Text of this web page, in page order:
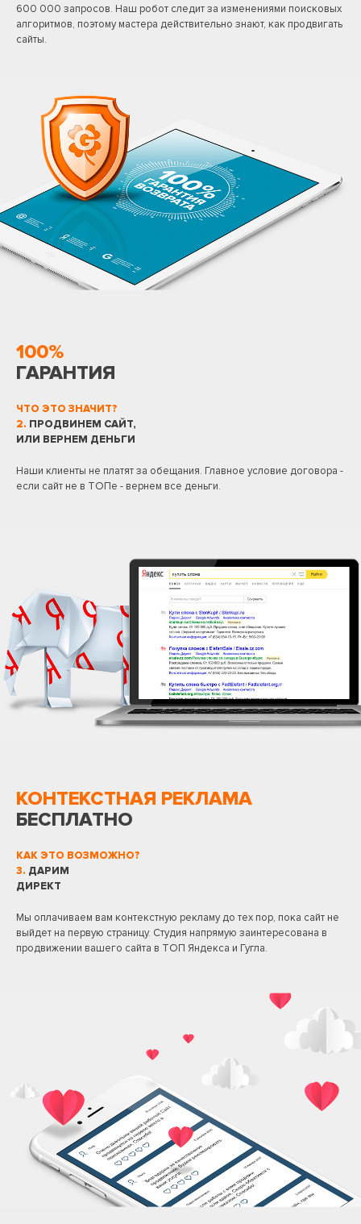
600 000 запросов. Наш робот следит за изменениями поисковых
алгоритмов, поэтому мастера действительно знают, как продвигать
сайты.
100%
ГАРАНТИЯ
ЧТО ЭТО ЗНАЧИТ?
2. ПРОДВИНЕМ САЙТ,
ИЛИ ВЕРНЕМ ДЕНЬГИ
Наши клиенты не платят за обещания. Главное условие договора -
если сайт не в ТОПе - вернем все деньги.
КОНТЕКСТНАЯ РЕКЛАМА
БЕСПЛАТНО
КАК ЭТО ВОЗМОЖНО?
3. ДАРИМ
ДИРЕКТ
Мы оплачиваем вам контекстную рекламу до тех пор, пока сайт не
выйдет на первую страницу. Студия напрямую заинтересована в
продвижении вашего сайта в ТОП Яндекса и Гугла.